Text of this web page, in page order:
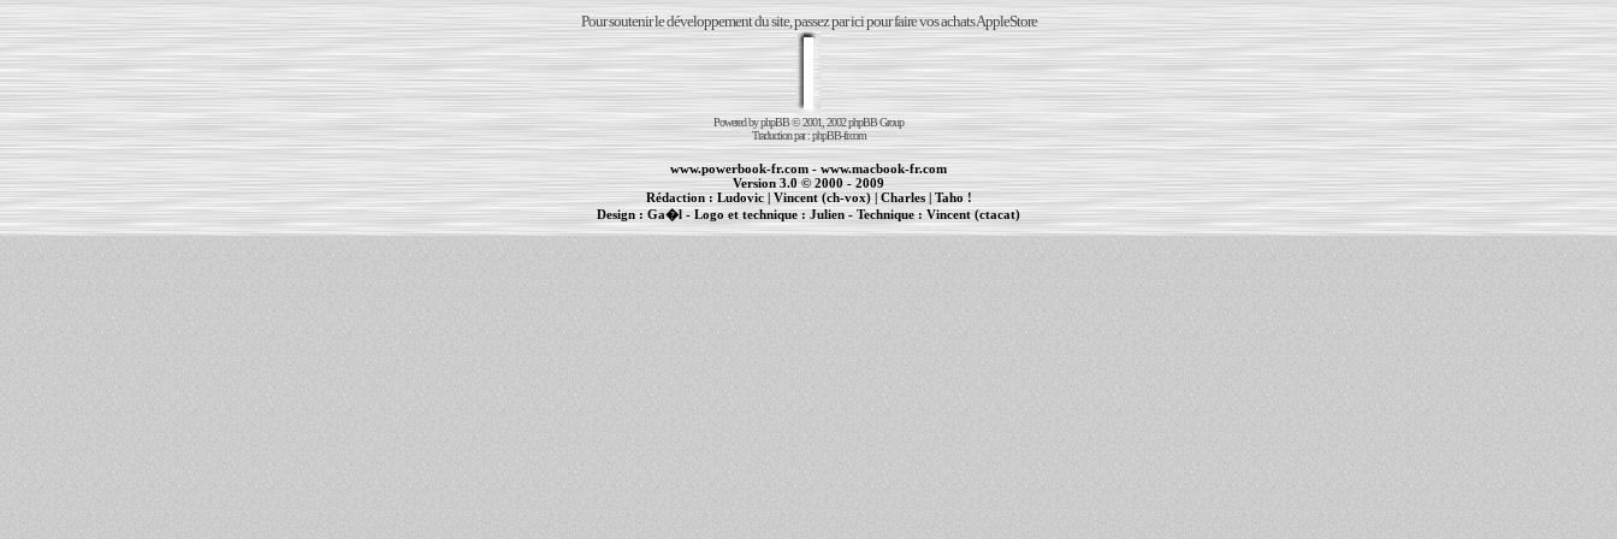
Pour soutenir le développement du site, passez par ici pour faire vos achats AppleStore
Powered byphpBB© 2001, 2002 phpBB Group
Traduction par :phpBB-fr.com
www.powerbook-fr.com - www.macbook-fr.com
Version 3.0 © 2000 - 2009
Rédaction : Ludovic|Vincent (ch-vox)| Charles|Taho !
Design :Ga�l - Logo et technique : Julien - Technique :Vincent (ctacat)
| | cr�ation de sites Internet